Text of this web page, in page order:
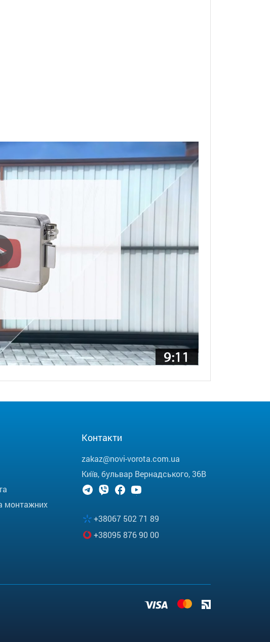
монтажних
Контакти
zakaz@novi-vorota.com.ua
Київ, бульвар Вернадського, 36В
+38067 502 71 89
+38095 876 90 00